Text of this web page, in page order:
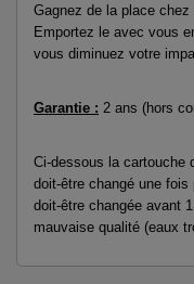
Gagnez de la place
Emportez le avec vous
vous diminuez votre
Garantie : 2 ans (hors
Ci-dessous la cartouche
doit-être changé une fois
doit-être changée avant
mauvaise qualité (eaux